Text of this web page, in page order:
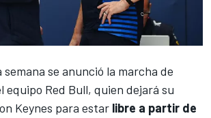
se anunció la marcha de
equipo Red Bull, quien dejará su
Keynes para estar libre a partir de